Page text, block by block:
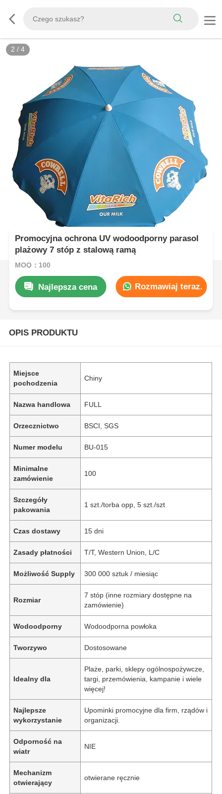
2 / 4
Promocyjna ochrona UV wodoodporny parasol
plażowy 7 stóp z stalową ramą
MOQ：100
Najlepsza cena Rozmawiaj teraz.
OPIS PRODUKTU
Miejsce
pochodzenia
Chiny
Nazwa handlowa FULL
Orzecznictwo BSCI, SGS
Numer modelu BU-015
Minimalne
zamówienie
100
Szczegóły
pakowania
1 szt./torba opp, 5 szt./szt
Czas dostawy 15 dni
Zasady płatności T/T, Western Union, L/C
Możliwość Supply 300 000 sztuk / miesiąc
Rozmiar
7 stóp (inne rozmiary dostępne na
zamówienie)
Wodoodporny Wodoodporna powłoka
Tworzywo Dostosowane
Idealny dla
Plaże, parki, sklepy ogólnospożywcze,
targi, przemówienia, kampanie i wiele
więcej!
Najlepsze
wykorzystanie
Upominki promocyjne dla firm, rządów i
organizacji.
Odporność na
wiatr
NIE
Mechanizm
otwierający
otwierane ręcznie